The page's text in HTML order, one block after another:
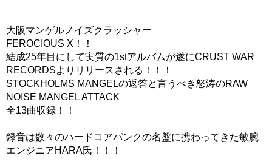
大阪マンゲルノイズクラッシャー
FEROCIOUS X！！
結成25年目にして実質の1stアルバムが遂にCRUST WAR
RECORDSよりリリースされる！！！
STOCKHOLMS MANGELの返答と言うべき怒涛のRAW
NOISE MANGEL ATTACK
全13曲収録！！
録音は数々のハードコアパンクの名盤に携わってきた敏腕
エンジニアHARA氏！！！